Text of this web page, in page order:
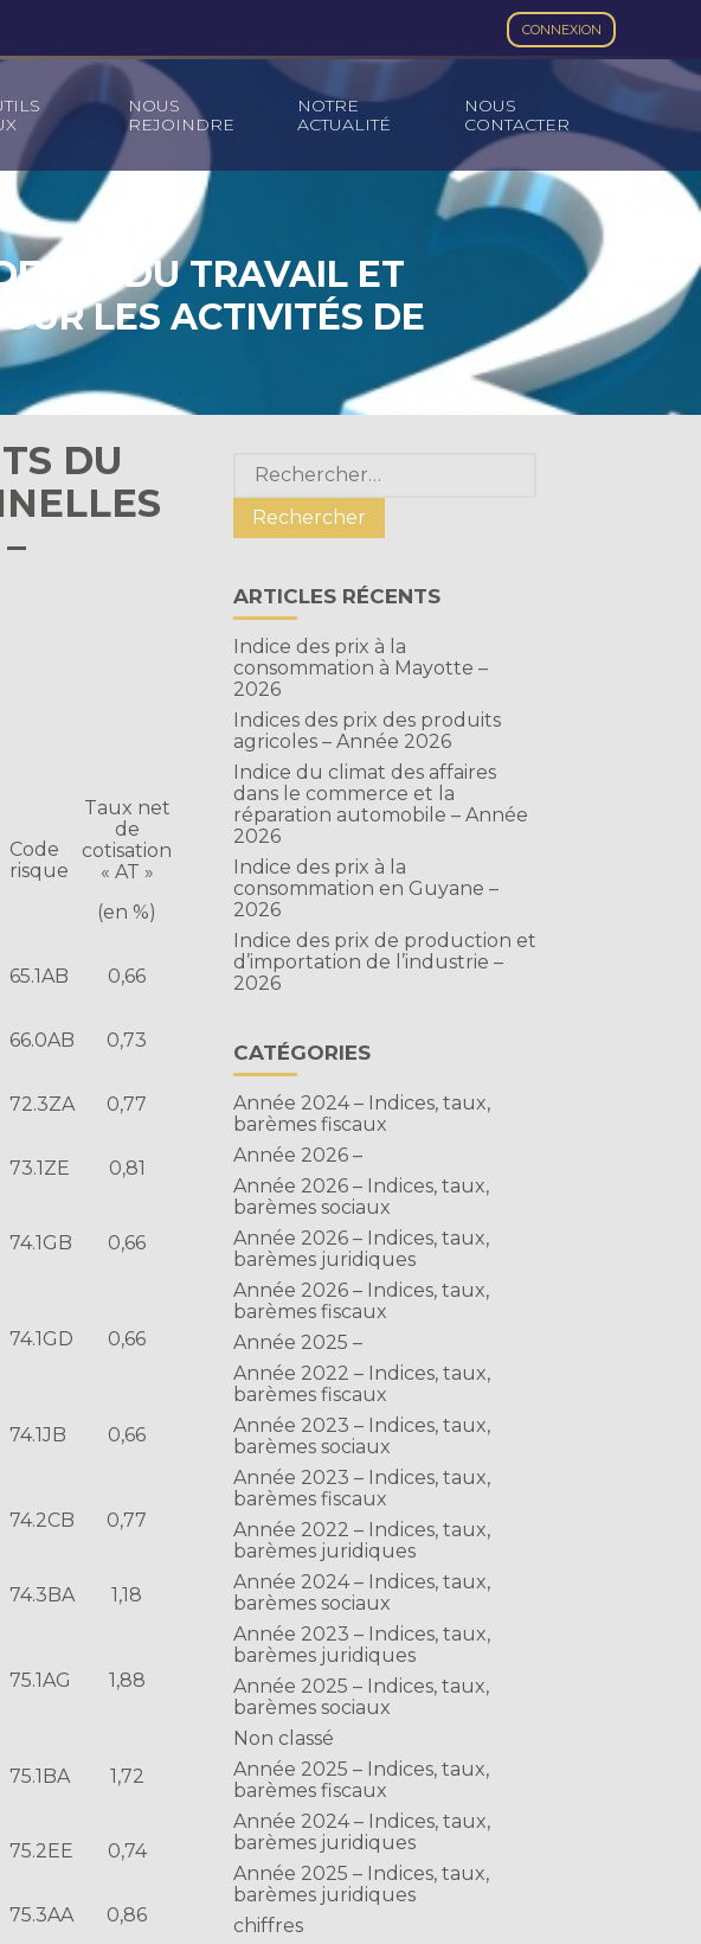
CONNEXION
NOUS
REJOINDRE
NOTRE
ACTUALITÉ
NOUS
CONTACTER
DU TRAVAIL ET
LES ACTIVITÉS DE
2024
DU
Code
risque
Taux net
de
cotisation
« AT »
(en %)
65.1AB 0,66
66.0AB 0,73
72.3ZA 0,77
73.1ZE 0,81
74.1GB 0,66
74.1GD 0,66
74.1JB 0,66
74.2CB 0,77
74.3BA 1,18
75.1AG 1,88
75.1BA 1,72
75.2EE 0,74
75.3AA 0,86
Blog
sidebar
Rechercher :
ARTICLES RÉCENTS
Indice des prix à la
consommation à Mayotte –
2026
Indices des prix des produits
agricoles – Année 2026
Indice du climat des affaires
dans le commerce et la
réparation automobile – Année
2026
Indice des prix à la
consommation en Guyane –
2026
Indice des prix de production et
d’importation de l’industrie –
2026
CATÉGORIES
Année 2024 – Indices, taux,
barèmes fiscaux
Année 2026 –
Année 2026 – Indices, taux,
barèmes sociaux
Année 2026 – Indices, taux,
barèmes juridiques
Année 2026 – Indices, taux,
barèmes fiscaux
Année 2025 –
Année 2022 – Indices, taux,
barèmes fiscaux
Année 2023 – Indices, taux,
barèmes sociaux
Année 2023 – Indices, taux,
barèmes fiscaux
Année 2022 – Indices, taux,
barèmes juridiques
Année 2024 – Indices, taux,
barèmes sociaux
Année 2023 – Indices, taux,
barèmes juridiques
Année 2025 – Indices, taux,
barèmes sociaux
Non classé
Année 2025 – Indices, taux,
barèmes fiscaux
Année 2024 – Indices, taux,
barèmes juridiques
Année 2025 – Indices, taux,
barèmes juridiques
chiffres